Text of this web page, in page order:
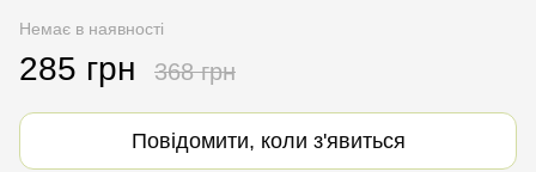
Немає в наявності
285 грн 368 грн
Повідомити, коли з'явиться